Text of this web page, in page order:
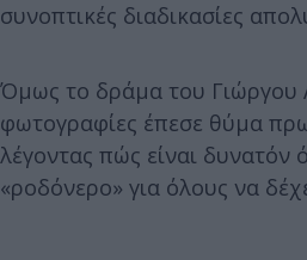
συνοπτικές διαδικασίες
Όμως το δράμα του Γιώργου
φωτογραφίες έπεσε θύμα
λέγοντας πώς είναι
«ροδόνερο» για όλους να